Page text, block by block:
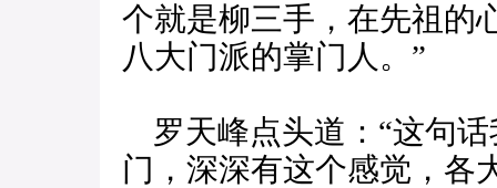
个就是柳三手，在先祖的
八大门派的掌门人。”
罗天峰点头道：“这句
门，深深有这个感觉，各